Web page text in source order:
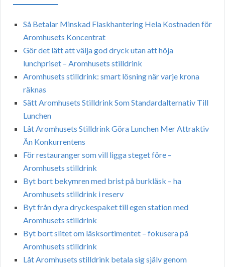
Så Betalar Minskad Flaskhantering Hela Kostnaden för
Aromhusets Koncentrat
Gör det lätt att välja god dryck utan att höja
lunchpriset – Aromhusets stilldrink
Aromhusets stilldrink: smart lösning när varje krona
räknas
Sätt Aromhusets Stilldrink Som Standardalternativ Till
Lunchen
Låt Aromhusets Stilldrink Göra Lunchen Mer Attraktiv
Än Konkurrentens
För restauranger som vill ligga steget före –
Aromhusets stilldrink
Byt bort bekymren med brist på burkläsk – ha
Aromhusets stilldrink i reserv
Byt från dyra dryckespaket till egen station med
Aromhusets stilldrink
Byt bort slitet om läsksortimentet – fokusera på
Aromhusets stilldrink
Låt Aromhusets stilldrink betala sig själv genom